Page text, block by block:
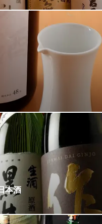
分個性豊かな地酒を厳選しま
から、「銀盤播州50」
田千寿」「獺祭50」とい
いしいもの、燗酒向きのも
合う酒肴とともにお楽し
門店
1F
このお酒を飲んでみて下さ
ル。 「奇跡のリンゴ」で著
てた酒米の王様「山田錦」
育ったお米は大地のパワー
会席料理）
1分 (駅直結）
本酒